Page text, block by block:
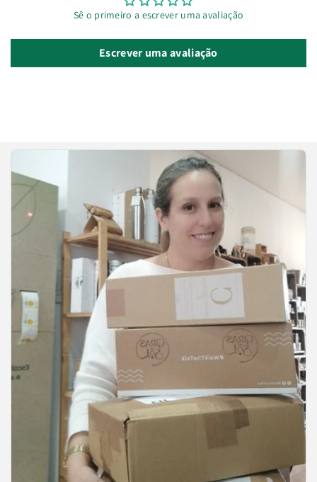
Sê o primeiro a escrever uma avaliação
Escrever uma avaliação